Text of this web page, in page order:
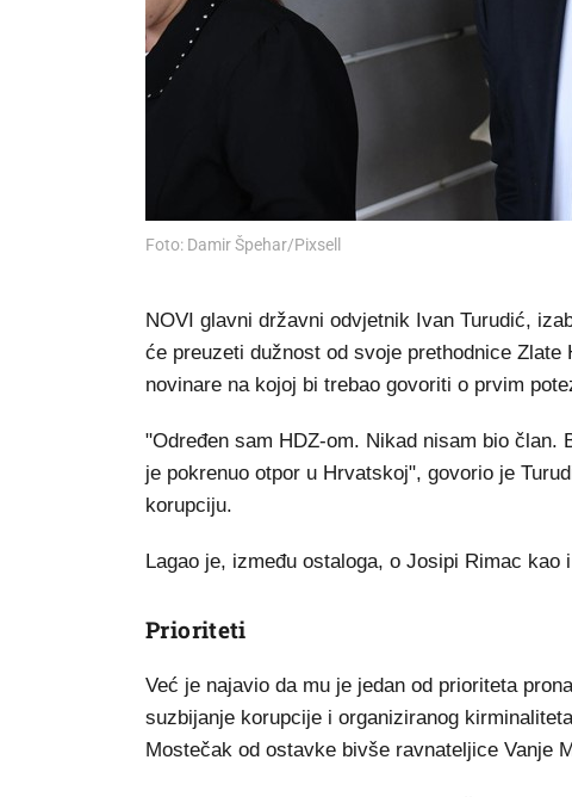
Foto: Damir Špehar/Pixsell
NOVI glavni državni odvjetnik Ivan Turudić,
će preuzeti dužnost od svoje prethodnice
novinare na kojoj bi trebao govoriti o prvim
"Određen sam HDZ-om. Nikad nisam bio član.
je pokrenuo otpor u Hrvatskoj", govorio je
korupciju.
Lagao je, između ostaloga, o Josipi Rimac
Prioriteti
Već je najavio da mu je jedan od prioriteta
suzbijanje korupcije i organiziranog
Mostečak od ostavke bivše ravnateljice Vanje